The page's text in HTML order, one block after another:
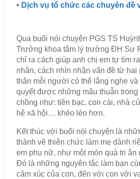
• Dịch vụ tổ chức các chuyên đề
Qua buổi nói chuyện PGS TS
Trưởng khoa tâm lý trường ĐH Sư
chỉ ra cách giúp anh chị em tự tìm
nhân, cách nhìn nhận vấn đề từ hai
thân mỗi người có thể lắng nghe và
quyết được những mâu thuẫn trong
chồng như: tiền bạc, con cái, nhà
hệ xã hội… khéo léo hơn.
Kết thúc với buổi nói chuyện là
thành về thiên chức làm mẹ dành
em phụ nữ, như một món quà tri ân
Đó là những nguyên tắc làm bạn
cảm xúc của con, đến với con với